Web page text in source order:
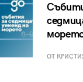
ОТ